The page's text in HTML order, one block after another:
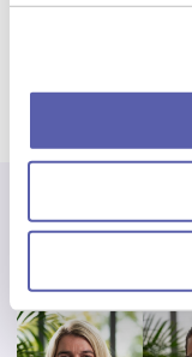
Dan is
Onze